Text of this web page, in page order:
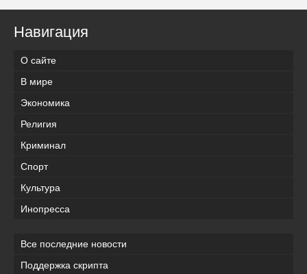
Навигация
О сайте
В мире
Экономика
Религия
Криминал
Спорт
Культура
Инопресса
Все последние новости
Поддержка скрипта